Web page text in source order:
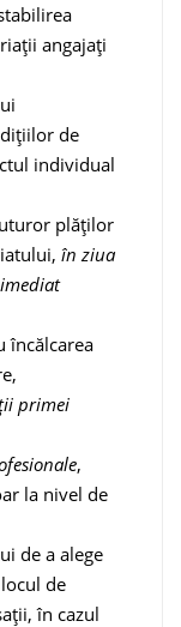
angajați
de
individual
plăților
în ziua
încălcarea
primei
,
la nivel de
de a alege
de
în cazul